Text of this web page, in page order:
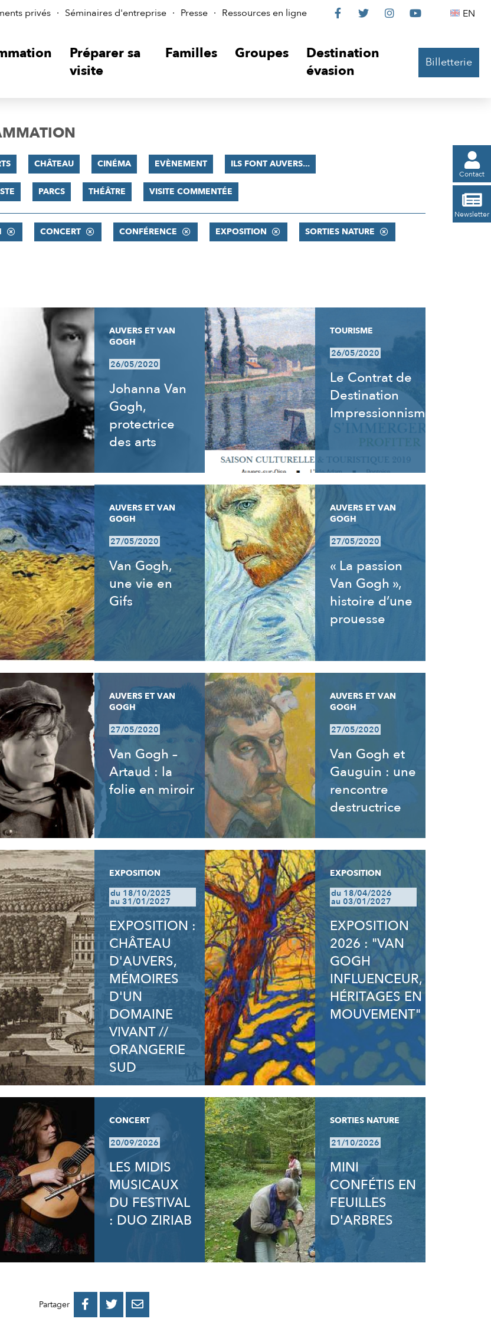
privés Séminaires d'entreprise Presse Ressources en ligne
Le
sur

Le

Le

Le
 EN
Préparer sa
visite
Familles Groupes
Destination
évasion
Billetterie

Contact

Newsletter
CHÂTEAU CINÉMA EVÈNEMENT ILS FONT AUVERS...
PARCS THÉÂTRE VISITE COMMENTÉE
CONCERT CONFÉRENCE EXPOSITION SORTIES NATURE
AUVERS ET VAN
GOGH
26/05/2020
Johanna Van
Gogh,
protectrice
des arts
TOURISME
26/05/2020
Le Contrat de
Destination
Impressionnisme
AUVERS ET VAN
GOGH
27/05/2020
Van Gogh,
une vie en
Gifs
AUVERS ET VAN
GOGH
27/05/2020
« La passion
Van Gogh »,
histoire d’une
prouesse
AUVERS ET VAN
GOGH
27/05/2020
Van Gogh –
Artaud : la
folie en miroir
AUVERS ET VAN
GOGH
27/05/2020
Van Gogh et
Gauguin : une
rencontre
destructrice
EXPOSITION
du 18/10/2025
au 31/01/2027
EXPOSITION :
CHÂTEAU
D'AUVERS,
MÉMOIRES
D'UN
DOMAINE
VIVANT //
ORANGERIE
SUD
EXPOSITION
du 18/04/2026
au 03/01/2027
EXPOSITION
2026 : "VAN
GOGH
INFLUENCEUR,
HÉRITAGES EN
MOUVEMENT"
CONCERT
20/09/2026
LES MIDIS
MUSICAUX
DU FESTIVAL
: DUO ZIRIAB
SORTIES NATURE
21/10/2026
MINI
CONFÉTIS EN
FEUILLES
D'ARBRES
Partager 
PARTAGER
PARTAGER
PARTAGER